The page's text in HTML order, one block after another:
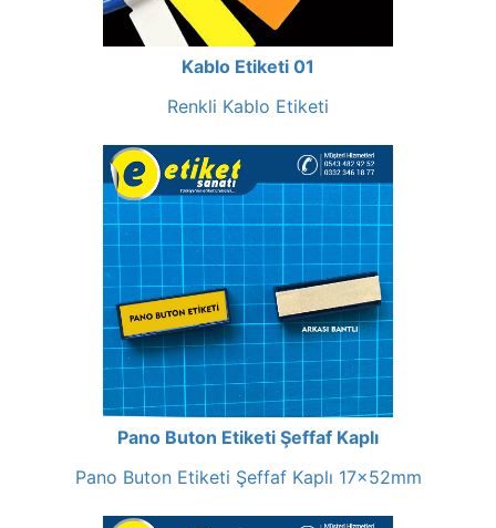
Kablo Etiketi 01
Renkli Kablo Etiketi
Pano Buton Etiketi Şeffaf Kaplı
Pano Buton Etiketi Şeffaf Kaplı 17x52mm